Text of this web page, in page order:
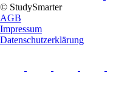
© StudySmarter
AGB
Impressum
Datenschutzerklärung